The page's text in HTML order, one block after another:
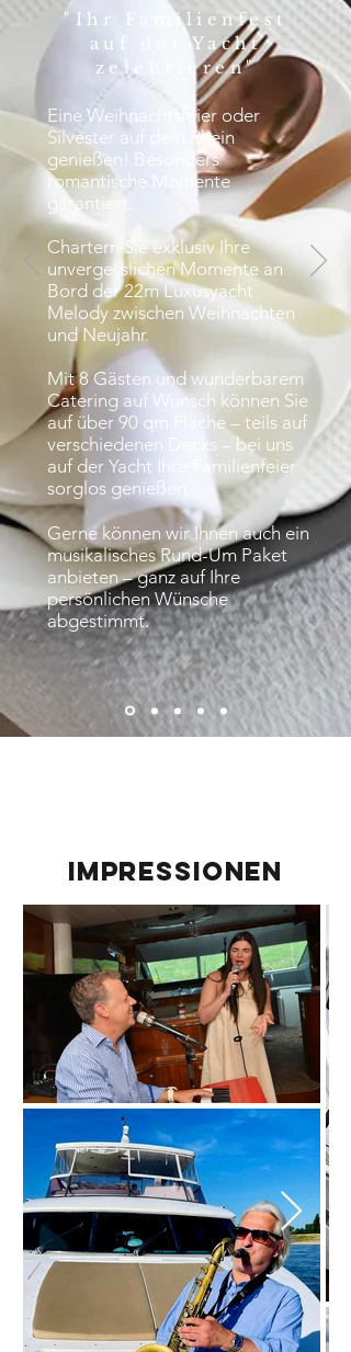
"Ihr Familienfest
auf der Yacht
zelebrieren"
Eine Weihnachtsfeier oder
Silvester auf dem Rhein
genießen! Besonders
romantische Momente
garantiert.
Chartern Sie exklusiv Ihre
unvergesslichen Momente an
Bord der 22m Luxusyacht
Melody zwischen Weihnachten
und Neujahr.
Mit 8 Gästen und wunderbarem
Catering auf Wunsch können Sie
auf über 90 qm Fläche – teils auf
verschiedenen Decks – bei uns
auf der Yacht Ihre Familienfeier
sorglos genießen.
Gerne können wir Ihnen auch ein
musikalisches Rund-Um Paket
anbieten – ganz auf Ihre
persönlichen Wünsche
abgestimmt.
IMPRESSIONEN